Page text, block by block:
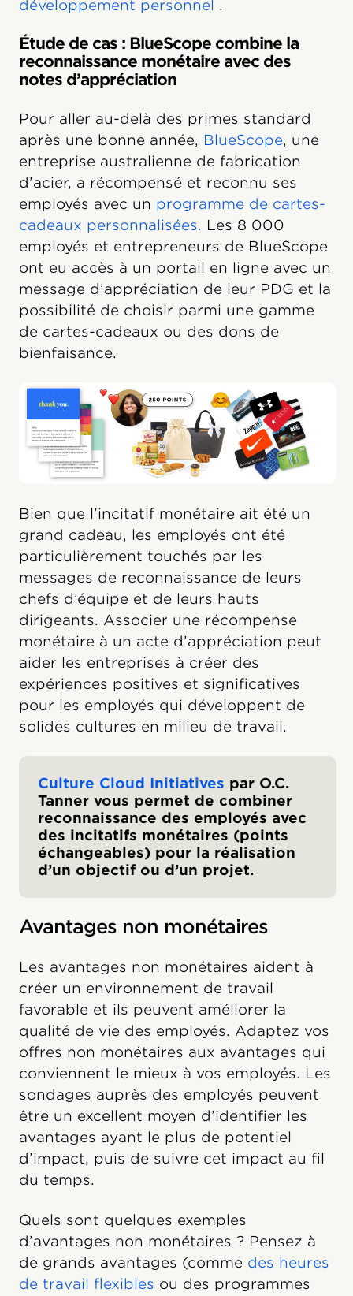
développement personnel .
Étude de cas : BlueScope combine la
reconnaissance monétaire avec des
notes d’appréciation
Pour aller au-delà des primes standard
après une bonne année, BlueScope, une
entreprise australienne de fabrication
d’acier, a récompensé et reconnu ses
employés avec un programme de cartes-
cadeaux personnalisées. Les 8 000
employés et entrepreneurs de BlueScope
ont eu accès à un portail en ligne avec un
message d’appréciation de leur PDG et la
possibilité de choisir parmi une gamme
de cartes-cadeaux ou des dons de
bienfaisance.
Bien que l’incitatif monétaire ait été un
grand cadeau, les employés ont été
particulièrement touchés par les
messages de reconnaissance de leurs
chefs d’équipe et de leurs hauts
dirigeants. Associer une récompense
monétaire à un acte d’appréciation peut
aider les entreprises à créer des
expériences positives et significatives
pour les employés qui développent de
solides cultures en milieu de travail.
Culture Cloud Initiatives par O.C.
Tanner vous permet de combiner
reconnaissance des employés avec
des incitatifs monétaires (points
échangeables) pour la réalisation
d’un objectif ou d’un projet.
Avantages non monétaires
Les avantages non monétaires aident à
créer un environnement de travail
favorable et ils peuvent améliorer la
qualité de vie des employés. Adaptez vos
offres non monétaires aux avantages qui
conviennent le mieux à vos employés. Les
sondages auprès des employés peuvent
être un excellent moyen d’identifier les
avantages ayant le plus de potentiel
d’impact, puis de suivre cet impact au fil
du temps.
Quels sont quelques exemples
d’avantages non monétaires ? Pensez à
de grands avantages (comme des heures
de travail flexibles ou des programmes